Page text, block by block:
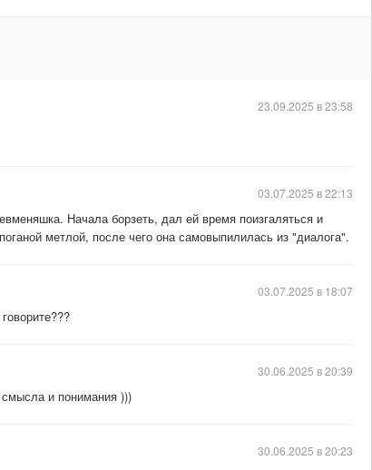
23.09.2025 в 23:58
Начала борзеть, дал ей время поизгаляться и
метлой, после чего она самовыпилилась из "диалога".
03.07.2025 в 22:13
03.07.2025 в 18:07
и понимания )))
30.06.2025 в 20:39
30.06.2025 в 20:23